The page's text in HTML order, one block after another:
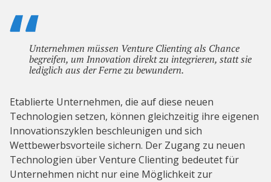
Unternehmen müssen Venture Clienting als Chance
begreifen, um Innovation direkt zu integrieren, statt sie
lediglich aus der Ferne zu bewundern.
Etablierte Unternehmen, die auf diese neuen
Technologien setzen, können gleichzeitig ihre eigenen
Innovationszyklen beschleunigen und sich
Wettbewerbsvorteile sichern. Der Zugang zu neuen
Technologien über Venture Clienting bedeutet für
Unternehmen nicht nur eine Möglichkeit zur